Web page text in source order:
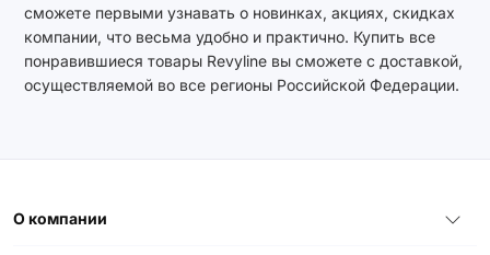
сможете первыми узнавать о новинках, акциях, скидках
компании, что весьма удобно и практично. Купить все
понравившиеся товары Revyline вы сможете с доставкой,
осуществляемой во все регионы Российской Федерации.
О компании